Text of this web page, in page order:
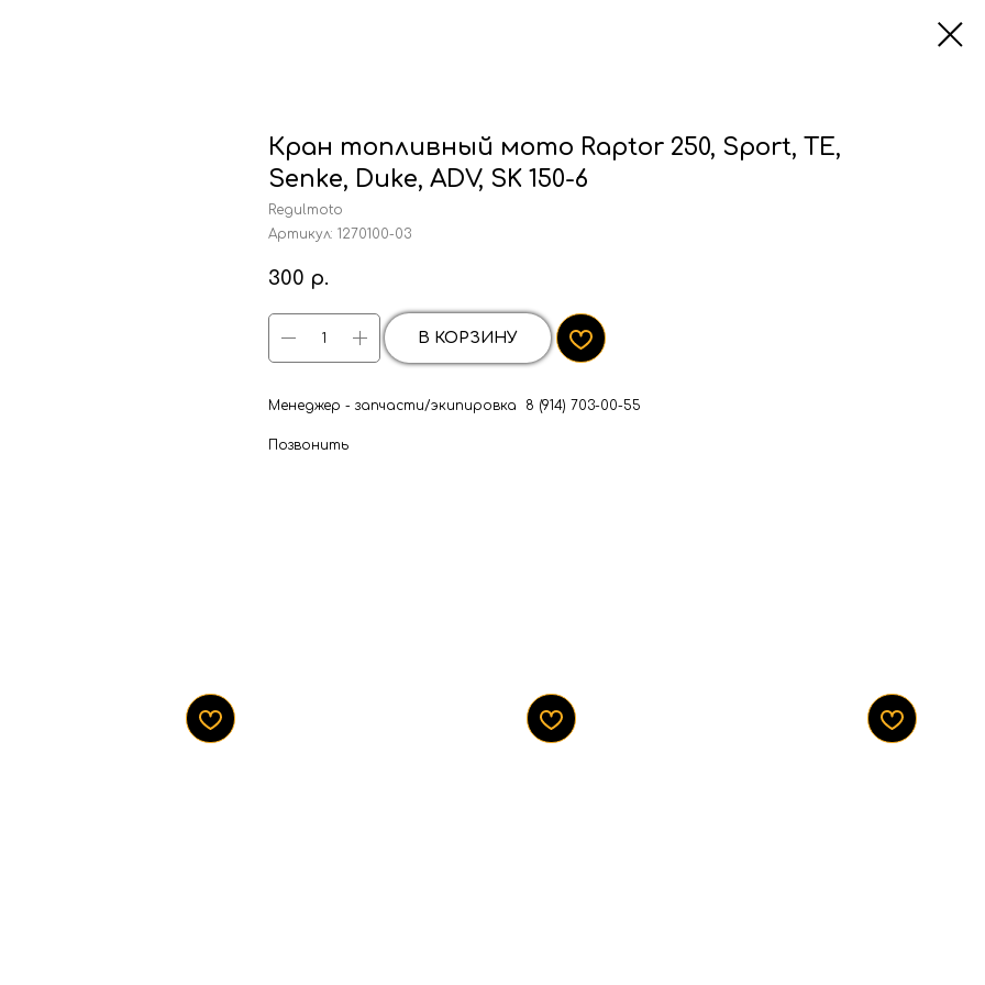
Кран топливный мото Raptor 250, Sport, TE,
Senke, Duke, ADV, SK 150-6
Regulmoto
Артикул: 1270100-03
300 р.
В КОРЗИНУ
Менеджер - запчасти/экипировка 8 (914) 703-00-55
Позвонить